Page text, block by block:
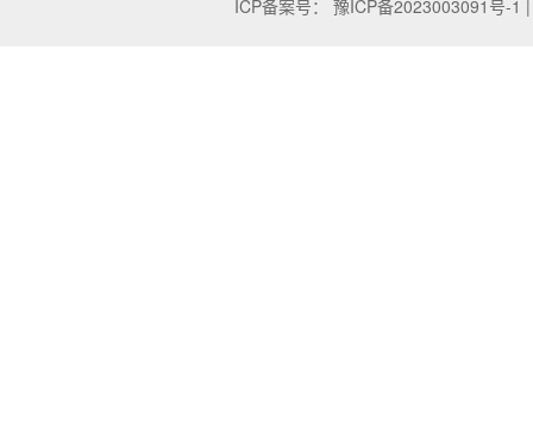
ICP备案号：
豫ICP备2023003091号-1